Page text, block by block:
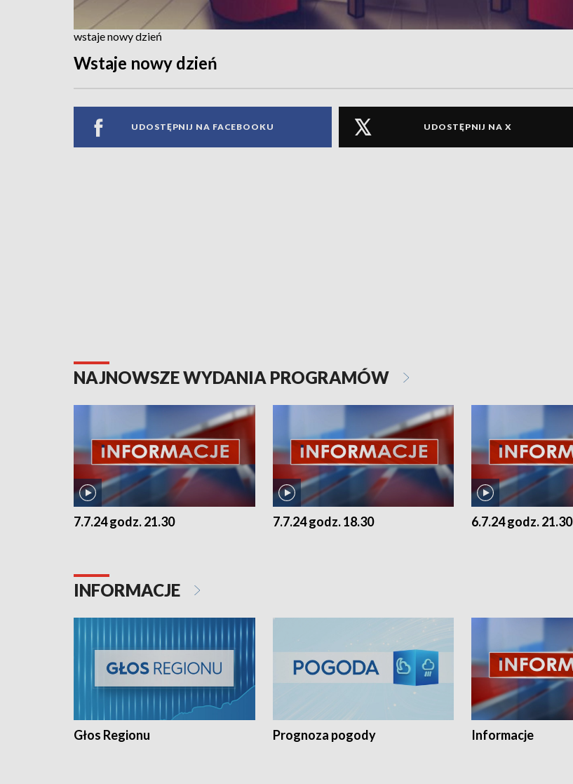
wstaje nowy dzień
Wstaje nowy dzień
UDOSTĘPNIJ NA FACEBOOKU UDOSTĘPNIJ NA X
NAJNOWSZE WYDANIA PROGRAMÓW
7.7.24 godz. 21.30 7.7.24 godz. 18.30 6.7.24 godz. 21.30
INFORMACJE
Głos Regionu Prognoza pogody Informacje